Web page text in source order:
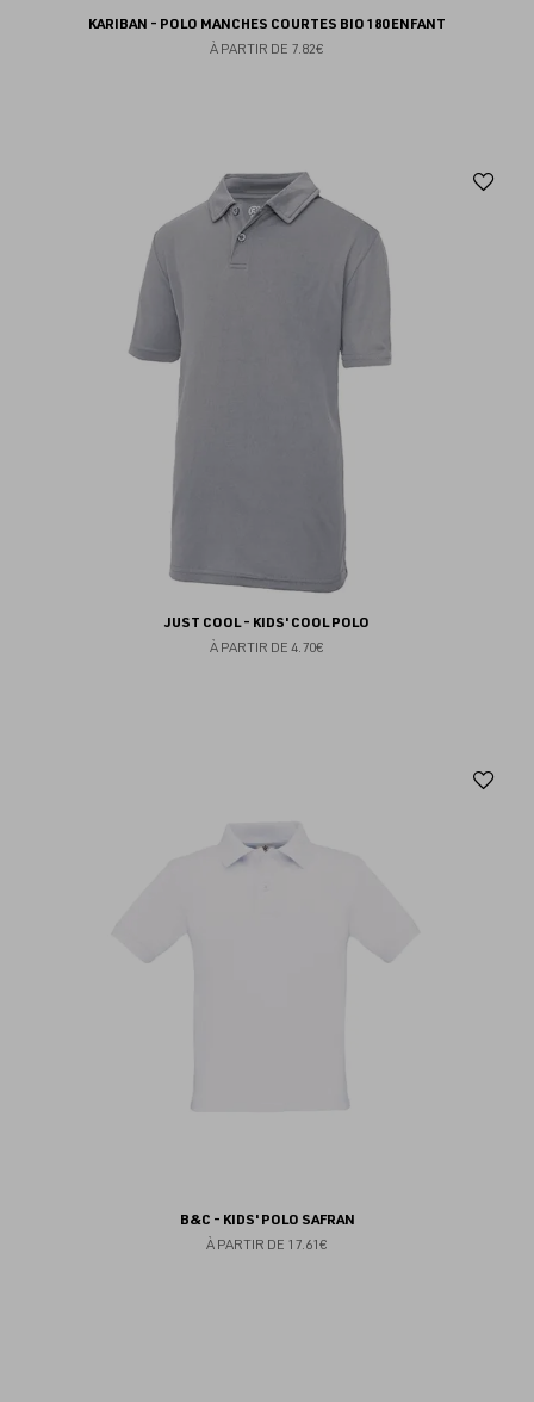
KARIBAN - POLO MANCHES COURTES BIO 180 ENFANT
À PARTIR DE 7.82€
JUST COOL - KIDS' COOL POLO
À PARTIR DE 4.70€
B&C - KIDS' POLO SAFRAN
À PARTIR DE 17.61€